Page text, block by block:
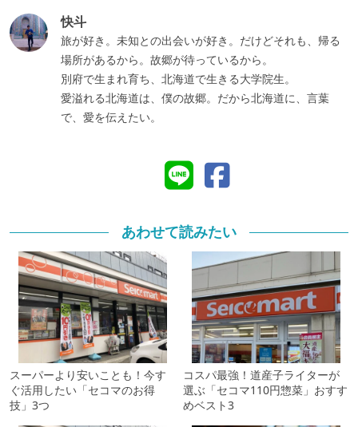
快斗
旅が好き。未知との出会いが好き。だけどそれも、帰る
場所があるから。故郷が待っているから。
別府で生まれ育ち、北海道で生きる大学院生。
愛溢れる北海道は、僕の故郷。だから北海道に、言葉
で、愛を伝えたい。
あわせて読みたい
スーパーより安いことも！今す
ぐ活用したい「セコマのお得
技」3つ
コスパ最強！道産子ライターが
選ぶ「セコマ110円惣菜」おすす
めベスト3